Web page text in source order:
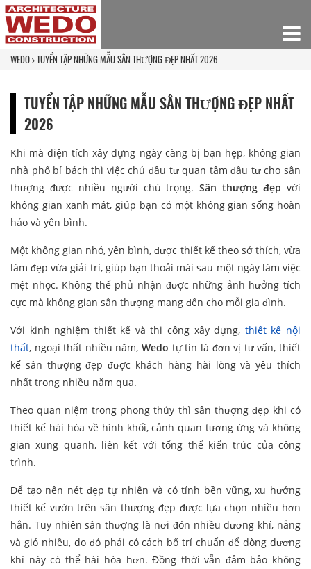
WEDO TUYỂN TẬP NHỮNG MẪU SÂN THƯỢNG ĐẸP NHẤT 2026
TUYỂN TẬP NHỮNG MẪU SÂN THƯỢNG ĐẸP NHẤT
2026
Khi mà diện tích xây dựng ngày càng bị bạn hẹp, không gian
nhà phố bí bách thì việc chủ đầu tư quan tâm đầu tư cho sân
thượng được nhiều người chú trọng.Sân thượng đẹp với
không gian xanh mát, giúp bạn có một không gian sống hoàn
hảo và yên bình.
Một không gian nhỏ, yên bình, được thiết kế theo sở thích, vừa
làm đẹp vừa giải trí, giúp bạn thoải mái sau một ngày làm việc
mệt nhọc. Không thể phủ nhận được những ảnh hưởng tích
cực mà không gian sân thượng mang đến cho mỗi gia đình.
Với kinh nghiệm thiết kế và thi công xây dựng, thiết kế nội
thất, ngoại thất nhiều năm,Wedo tự tin là đơn vị tư vấn, thiết
kế sân thượng đẹp được khách hàng hài lòng và yêu thích
nhất trong nhiều năm qua.
Theo quan niệm trong phong thủy thì sân thượng đẹp khi có
thiết kế hài hòa về hình khối, cảnh quan tương ứng và không
gian xung quanh, liên kết với tổng thể kiến trúc của công
trình.
Để tạo nên nét đẹp tự nhiên và có tính bền vững, xu hướng
thiết kế vườn trên sân thượng đẹp được lựa chọn nhiều hơn
hẳn. Tuy nhiên sân thượng là nơi đón nhiều dương khí, nắng
và gió nhiều, do đó phải có cách bố trí chuẩn để dòng dương
khí này có thể hài hòa hơn. Đồng thời vẫn đảm bảo không